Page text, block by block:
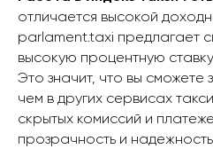
отличается высокой
parlament.taxi предлагает
высокую процентную
Это значит, что вы сможете
чем в других сервисах
скрытых комиссий и
прозрачность и